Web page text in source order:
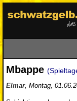
Mbappe
Elmar, Montag,